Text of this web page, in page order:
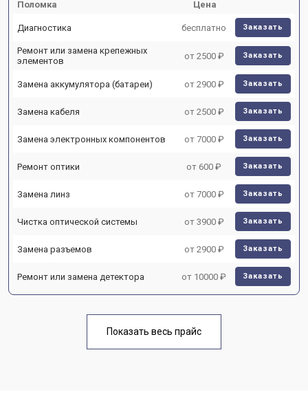
Поломка Цена
Диагностика бесплатно Заказать
Ремонт или замена крепежных
элементов
от 2500 ₽ Заказать
Замена аккумулятора (батареи) от 2900 ₽ Заказать
Замена кабеля от 2500 ₽ Заказать
Замена электронных компонентов от 7000 ₽ Заказать
Ремонт оптики от 600 ₽ Заказать
Замена линз от 7000 ₽ Заказать
Чистка оптической системы от 3900 ₽ Заказать
Замена разъемов от 2900 ₽ Заказать
Ремонт или замена детектора от 10000 ₽ Заказать
Показать весь прайс